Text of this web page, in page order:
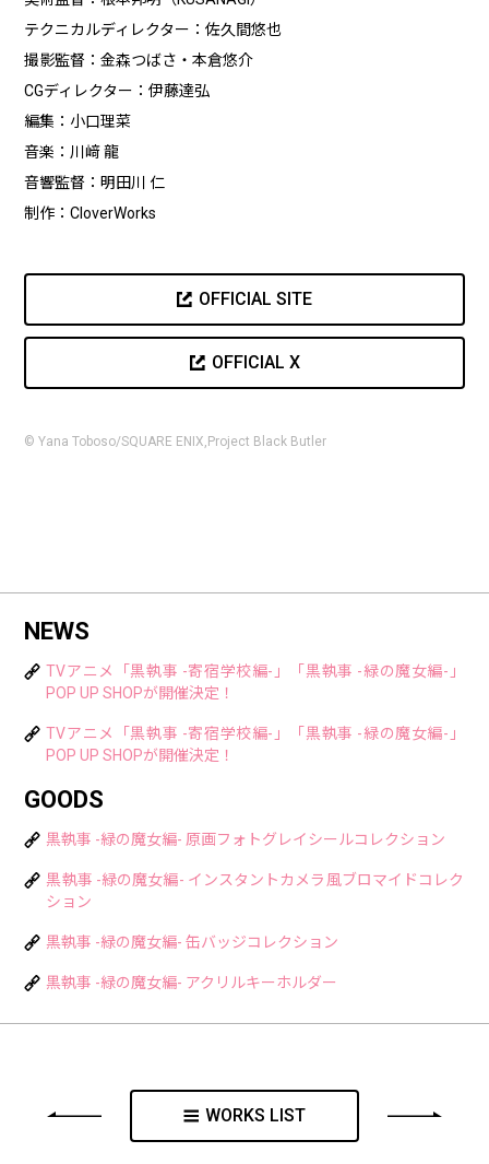
テクニカルディレクター：佐久間悠也
撮影監督：金森つばさ・本倉悠介
CGディレクター：伊藤達弘
編集：小口理菜
音楽：川﨑 龍
音響監督：明田川 仁
制作：CloverWorks
OFFICIAL SITE
OFFICIAL X
© Yana Toboso/SQUARE ENIX,Project Black Butler
NEWS
TVアニメ「黒執事 -寄宿学校編-」「黒執事 -緑の魔女編-」
POP UP SHOPが開催決定！
TVアニメ「黒執事 -寄宿学校編-」「黒執事 -緑の魔女編-」
POP UP SHOPが開催決定！
GOODS
黒執事 -緑の魔女編- 原画フォトグレイシールコレクション
黒執事 -緑の魔女編- インスタントカメラ風ブロマイドコレク
ション
黒執事 -緑の魔女編- 缶バッジコレクション
黒執事 -緑の魔女編- アクリルキーホルダー
WORKS LIST